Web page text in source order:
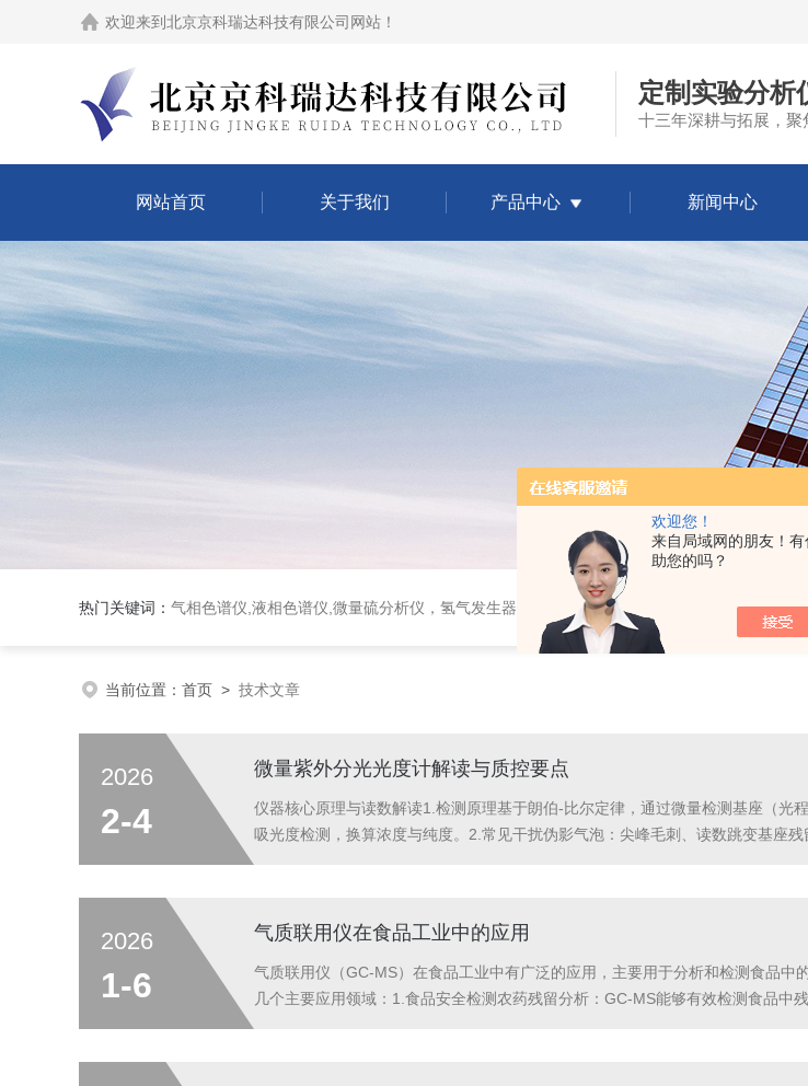
欢迎您！
来自局域网的朋友！
助您的吗？
欢迎来到 北京京科瑞达科技有限公司网站 ！
定制实验分析
十三年深耕与拓展，聚
网站首页 关于我们 产品中心 新闻中心
热门关键词： 气相色谱仪,液相色谱仪,微量硫分析仪，氢气发生器，氮气发生器，空气发生器，色谱耗件（N2000色谱工作站，色谱柱、阀件、进样器、色谱担体），顶空进样器，热解析仪，紫外分光光度计，原子吸收分光光度计，傅立叶
当前位置： 首页 > 技术文章
2026
2-4
微量紫外分光光度计解读与质控要点
仪器核心原理与读数解读1.检测原理基于朗伯-比尔定律，通过微量检测基座（
吸光度检测，换算浓度与纯度。2.常见干扰伪影气泡：尖峰毛刺、读数跳变基座
2026
1-6
气质联用仪在食品工业中的应用
气质联用仪（GC-MS）在食品工业中有广泛的应用，主要用于分析和检测食品
几个主要应用领域：1.食品安全检测农药残留分析：GC-MS能够有效检测食品中